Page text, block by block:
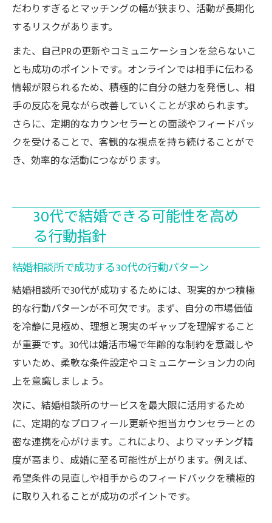
だわりすぎるとマッチングの幅が狭まり、活動が長期化
するリスクがあります。
また、自己PRの更新やコミュニケーションを怠らないこ
とも成功のポイントです。オンラインでは相手に伝わる
情報が限られるため、積極的に自分の魅力を発信し、相
手の反応を見ながら改善していくことが求められます。
さらに、定期的なカウンセラーとの面談やフィードバッ
クを受けることで、客観的な視点を持ち続けることがで
き、効率的な活動につながります。
30代で結婚できる可能性を高め
る行動指針
結婚相談所で成功する30代の行動パターン
結婚相談所で30代が成功するためには、現実的かつ積極
的な行動パターンが不可欠です。まず、自分の市場価値
を冷静に見極め、理想と現実のギャップを理解すること
が重要です。30代は婚活市場で年齢的な制約を意識しや
すいため、柔軟な条件設定やコミュニケーション力の向
上を意識しましょう。
次に、結婚相談所のサービスを最大限に活用するため
に、定期的なプロフィール更新や担当カウンセラーとの
密な連携を心がけます。これにより、よりマッチング精
度が高まり、成婚に至る可能性が上がります。例えば、
希望条件の見直しや相手からのフィードバックを積極的
に取り入れることが成功のポイントです。